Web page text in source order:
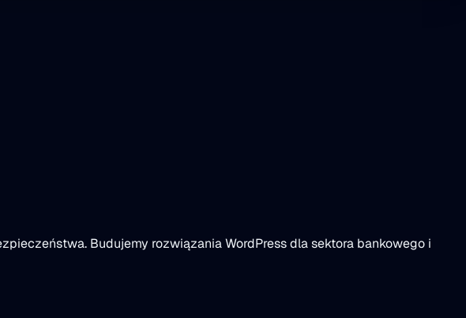
Budujemy rozwiązania WordPress dla sektora bankowego i